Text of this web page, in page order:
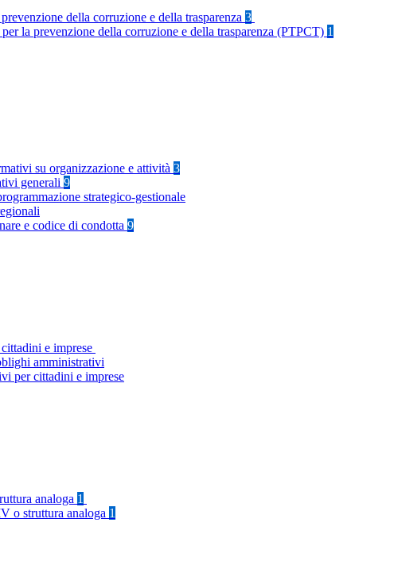
della corruzione e della trasparenza 3
la prevenzione della corruzione e della trasparenza (PTPCT) 1
su organizzazione e attività 3
generali 9
strategico-gestionale
e codice di condotta 9
e imprese
amministrativi
per cittadini e imprese
analoga 1
o struttura analoga 1